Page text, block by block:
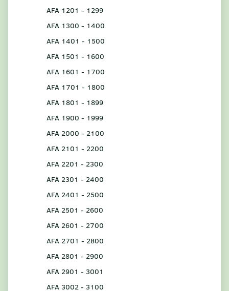
AFA 1201 - 1299
AFA 1300 - 1400
AFA 1401 - 1500
AFA 1501 - 1600
AFA 1601 - 1700
AFA 1701 - 1800
AFA 1801 - 1899
AFA 1900 - 1999
AFA 2000 - 2100
AFA 2101 - 2200
AFA 2201 - 2300
AFA 2301 - 2400
AFA 2401 - 2500
AFA 2501 - 2600
AFA 2601 - 2700
AFA 2701 - 2800
AFA 2801 - 2900
AFA 2901 - 3001
AFA 3002 - 3100